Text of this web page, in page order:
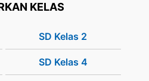
KELAS
SD Kelas 2
SD Kelas 4